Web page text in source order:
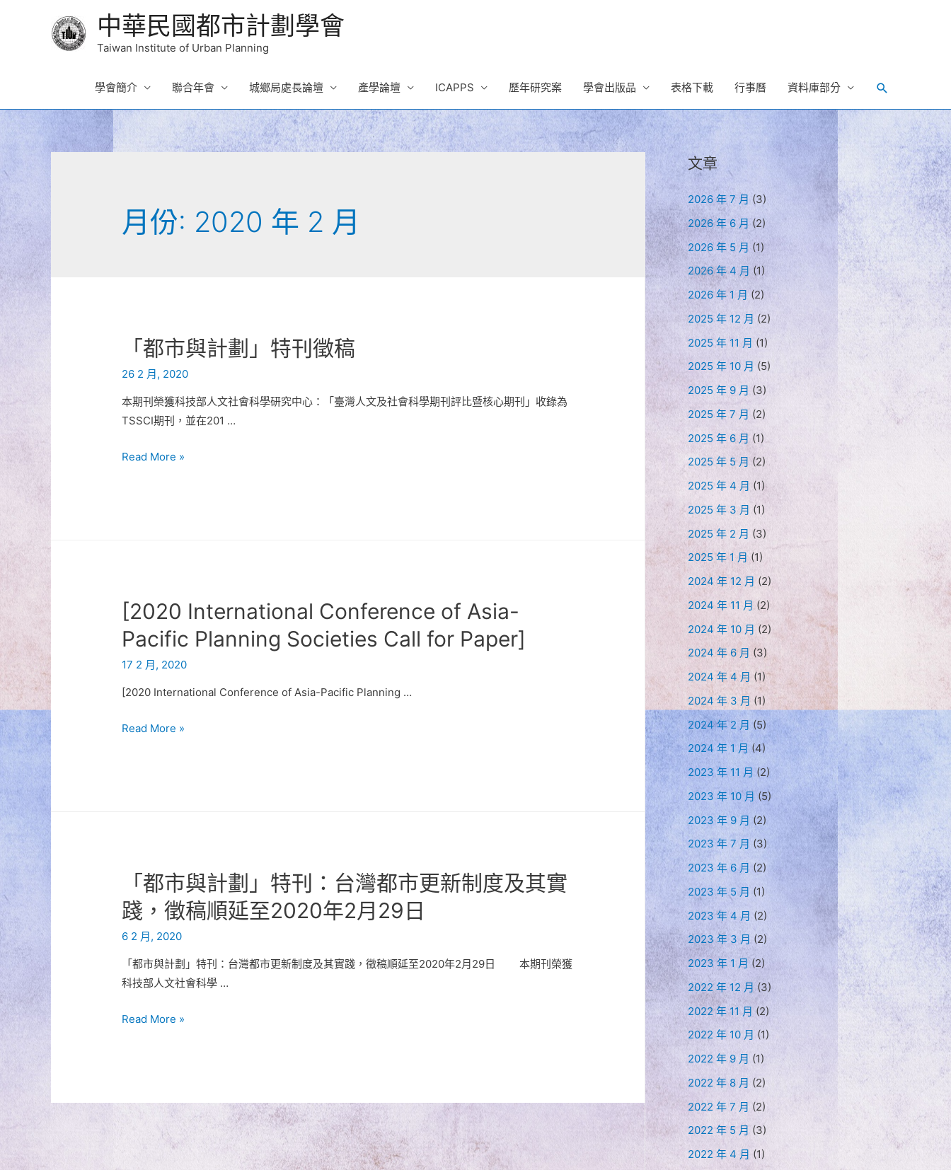
中華民國都市計劃學會
Taiwan Institute of Urban Planning
學會簡介 聯合年會 城鄉局處長論壇 產學論壇 ICAPPS 歷年研究案 學會出版品 表格下載 行事曆 資料庫部分 Search
月份: 2020 年 2 月
「都市與計劃」特刊徵稿
26 2 月, 2020
本期刊榮獲科技部人文社會科學研究中心：「臺灣人文及社會科學期刊評比暨核心期刊」收錄為
TSSCI期刊，並在201 …
「都
稿
Read More »
[2020 International Conference of Asia-
Pacific Planning Societies Call for Paper]
17 2 月, 2020
[2020 International Conference of Asia-Pacific Planning …
[2020
for
Paper]
Read More »
「都市與計劃」特刊：台灣都市更新制度及其實
踐，徵稿順延至2020年2月29日
6 2 月, 2020
「都市與計劃」特刊：台灣都市更新制度及其實踐，徵稿順延至2020年2月29日 本期刊榮獲
科技部人文社會科學 …
「都
Read More »
文章
2026 年 7 月 (3)
2026 年 6 月 (2)
2026 年 5 月 (1)
2026 年 4 月 (1)
2026 年 1 月 (2)
2025 年 12 月 (2)
2025 年 11 月 (1)
2025 年 10 月 (5)
2025 年 9 月 (3)
2025 年 7 月 (2)
2025 年 6 月 (1)
2025 年 5 月 (2)
2025 年 4 月 (1)
2025 年 3 月 (1)
2025 年 2 月 (3)
2025 年 1 月(1)
2024 年 12 月 (2)
2024 年 11 月 (2)
2024 年 10 月 (2)
2024 年 6 月 (3)
2024 年 4 月 (1)
2024 年 3 月 (1)
2024 年 2 月 (5)
2024 年 1 月 (4)
2023 年 11 月 (2)
2023 年 10 月 (5)
2023 年 9 月 (2)
2023 年 7 月 (3)
2023 年 6 月 (2)
2023 年 5 月 (1)
2023 年 4 月 (2)
2023 年 3 月(2)
2023 年 1 月 (2)
2022 年 12 月(3)
2022 年 11 月 (2)
2022 年 10 月 (1)
2022 年 9 月 (1)
2022 年 8 月 (2)
2022 年 7 月 (2)
2022 年 5 月 (3)
2022 年 4 月 (1)